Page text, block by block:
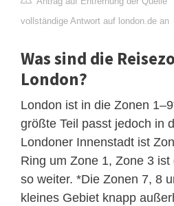
vollständige Antwort auf london.de an
Was sind die
London?
London ist in die Zonen
größte Teil passt jedoch in
Londoner Innenstadt ist
Ring um Zone 1, Zone 3
so weiter. *Die Zonen 7, 8
kleines Gebiet knapp